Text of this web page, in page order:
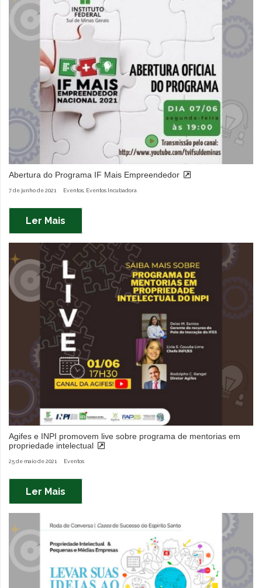
Abertura do Programa IF Mais Empreendedor
7 de junho de 2021 Eventos, Eventos Incubadora
Ler Mais
Agifes e INPI promovem live sobre programa de mentorias em
propriedade intelectual
25 de maio de 2021 Eventos
Ler Mais